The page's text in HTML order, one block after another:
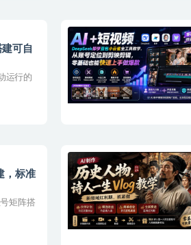
可自
运行的
，标准
矩阵搭